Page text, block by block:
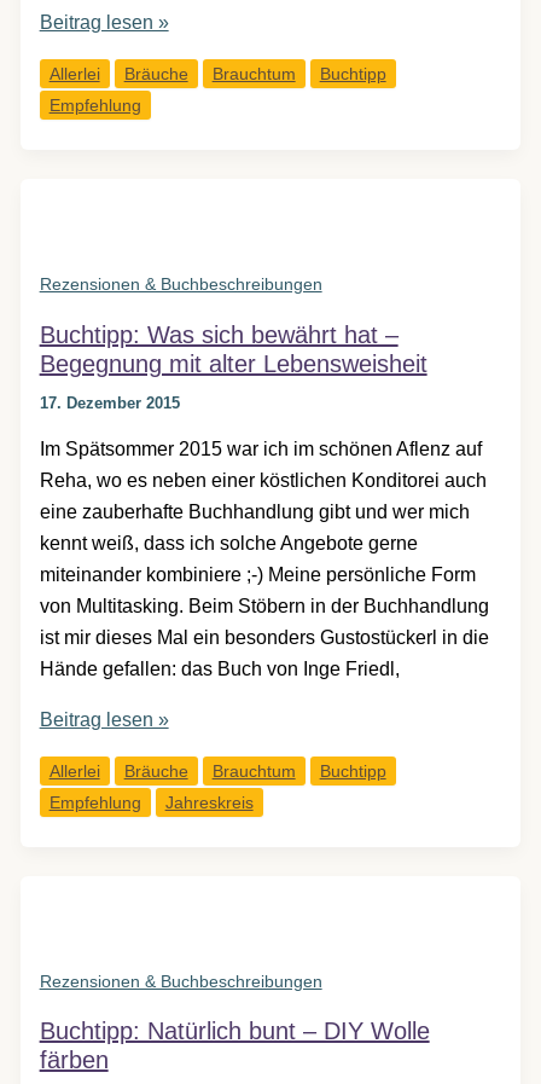
Buchtipp:
–
Glauben
Religionen
in
Europa
Beitrag lesen »
Allerlei Bräuche Brauchtum
Buchtipp
Empfehlung
Rezensionen & Buchbeschreibungen
Buchtipp: Was sich bewährt hat –
Begegnung mit alter Lebensweisheit
17. Dezember 2015
Im Spätsommer 2015 war ich im schönen Aflenz auf
Reha, wo es neben einer köstlichen Konditorei auch
eine zauberhafte Buchhandlung gibt und wer mich
kennt weiß, dass ich solche Angebote gerne
miteinander kombiniere ;-) Meine persönliche Form
von Multitasking. Beim Stöbern in der Buchhandlung
ist mir dieses Mal ein besonders Gustostückerl in die
Hände gefallen: das Buch von Inge Friedl,
Buchtipp:
sich
bewährt
Beitrag lesen »
Allerlei Bräuche Brauchtum
Buchtipp
Empfehlung
Jahreskreis
Rezensionen & Buchbeschreibungen
Buchtipp: Natürlich bunt – DIY Wolle
färben